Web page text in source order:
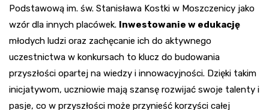
Podstawową im. św. Stanisława Kostki w Moszczenicy jako
wzór dla innych placówek. Inwestowanie w edukację
młodych ludzi oraz zachęcanie ich do aktywnego
uczestnictwa w konkursach to klucz do budowania
przyszłości opartej na wiedzy i innowacyjności. Dzięki takim
inicjatywom, uczniowie mają szansę rozwijać swoje talenty i
pasje, co w przyszłości może przynieść korzyści całej